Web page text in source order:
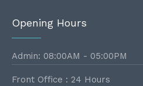
Opening Hours
Admin: 08:00AM - 05:00PM
Front Office : 24 Hours